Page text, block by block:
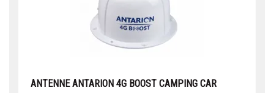
ANTENNE ANTARION 4G BOOST CAMPING CAR